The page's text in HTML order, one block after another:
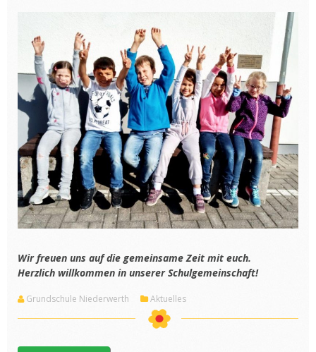
Wir freuen uns auf die gemeinsame Zeit mit euch.
Herzlich willkommen in unserer Schulgemeinschaft!
Grundschule Niederwerth Aktuelles